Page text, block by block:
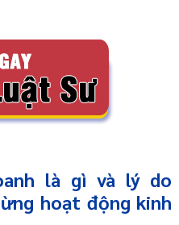
là gì và lý do
hoạt động kinh